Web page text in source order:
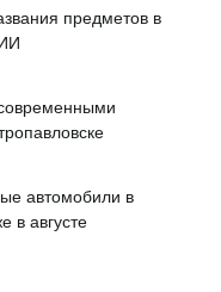
предметов в
автомобили в
в августе